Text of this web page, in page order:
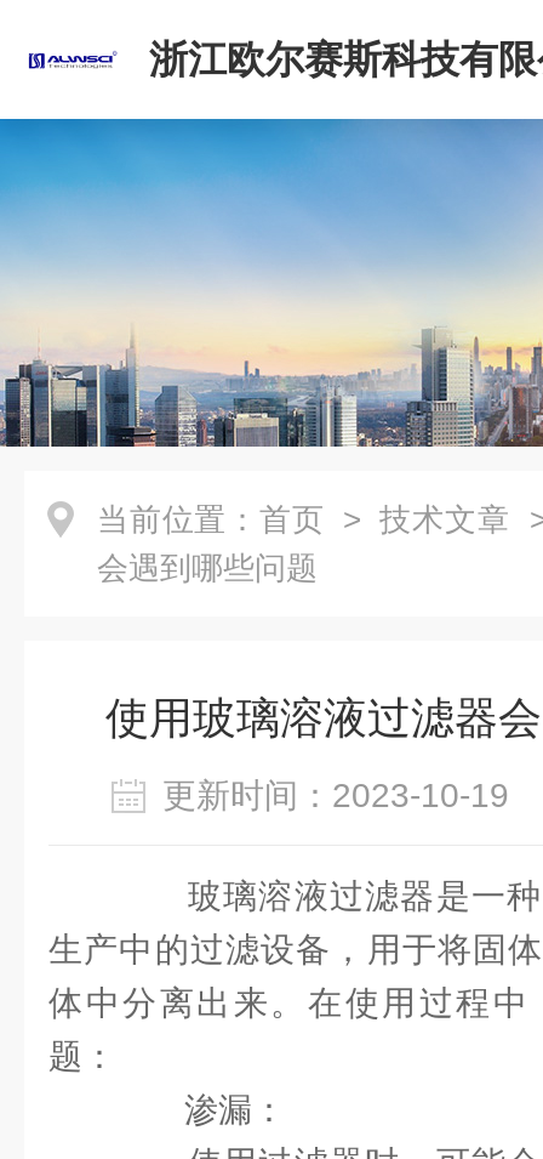
浙江欧尔赛斯科技有
当前位置： 首页 > 技术文章
会遇到哪些问题
使用玻璃溶液过滤器
更新时间：2023-10-
玻璃溶液过滤器是一种
生产中的过滤设备，用于将固
体中分离出来。在使用过程中
题：
渗漏：